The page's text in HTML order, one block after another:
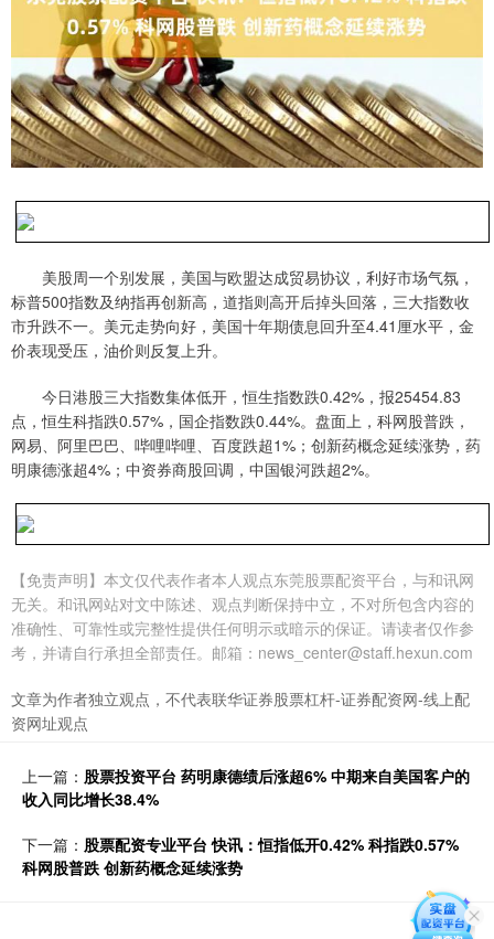
美股周一个别发展，美国与欧盟达成贸易协议，利好市场气氛，
标普500指数及纳指再创新高，道指则高开后掉头回落，三大指数收
市升跌不一。美元走势向好，美国十年期债息回升至4.41厘水平，金
价表现受压，油价则反复上升。
今日港股三大指数集体低开，恒生指数跌0.42%，报25454.83
点，恒生科指跌0.57%，国企指数跌0.44%。盘面上，科网股普跌，
网易、阿里巴巴、哔哩哔哩、百度跌超1%；创新药概念延续涨势，药
明康德涨超4%；中资券商股回调，中国银河跌超2%。
【免责声明】本文仅代表作者本人观点东莞股票配资平台，与和讯网
无关。和讯网站对文中陈述、观点判断保持中立，不对所包含内容的
准确性、可靠性或完整性提供任何明示或暗示的保证。请读者仅作参
考，并请自行承担全部责任。邮箱：news_center@staff.hexun.com
文章为作者独立观点，不代表联华证券股票杠杆-证券配资网-线上配
资网址观点
上一篇： 股票投资平台 药明康德绩后涨超6% 中期来自美国客户的
收入同比增长38.4%
下一篇： 股票配资专业平台 快讯：恒指低开0.42% 科指跌0.57%
科网股普跌 创新药概念延续涨势